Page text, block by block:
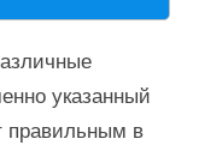
указанный
правильным в